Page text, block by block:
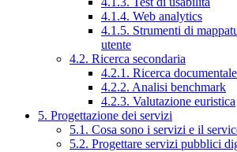
4.1.4. Web analytics
4.1.5. Strumenti di
utente
4.2. Ricerca secondaria
4.2.1. Ricerca documentale
4.2.2. Analisi benchmark
4.2.3. Valutazione euristica
5. Progettazione dei servizi
5.1. Cosa sono i servizi e il
5.2. Progettare servizi pubblici